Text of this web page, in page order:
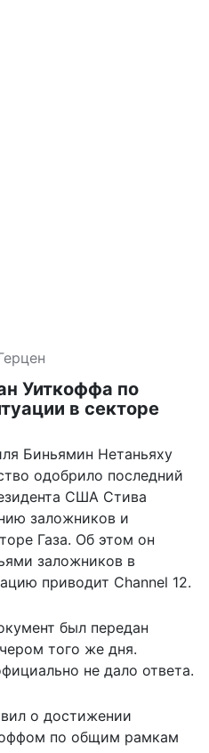
Уиткоффа по
в секторе
Биньямин Нетаньяху
одобрило последний
США Стива
заложников и
Газа. Об этом он
заложников в
приводит Channel 12.
был передан
того же дня.
не дало ответа.
о достижении
по общим рамкам